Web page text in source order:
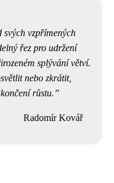
vzpřímených
řez pro udržení
splývání větví.
nebo zkrátit,
růstu.
Radomír Kovář